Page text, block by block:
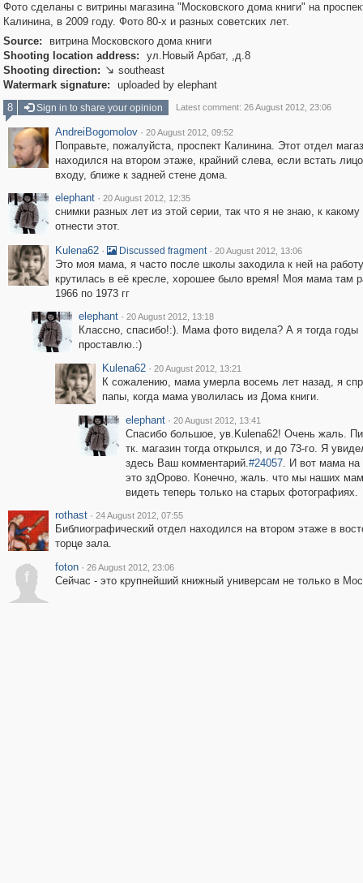
Фото сделаны с витрины магазина "Московского дома книги" на
Калинина, в 2009 году. Фото 80-х и разных советских лет.
Source:
витрина Московского дома книги
Shooting location address:
ул.Новый Арбат, ,д.8
Shooting direction:  southeast
Watermark signature:
uploaded by elephant
8
Sign in to share your opinion Latest comment: 26 August 2012, 23:06
AndreiBogomolov · 20 August 2012, 09:52
Поправьте, пожалуйста, проспект Калинина. Этот отдел
находился на втором этаже, крайний слева, если встать
входу, ближе к задней стене дома.
elephant · 20 August 2012, 12:35
снимки разных лет из этой серии, так что я не знаю, к какому
отнести этот.
Kulena62 · Discussed fragment · 20 August 2012, 13:06
Это моя мама, я часто после школы заходила к ней на
крутилась в её кресле, хорошее было время! Моя мама там
1966 по 1973 гг
elephant · 20 August 2012, 13:18
Классно, спасибо!:). Мама фото видела? А я тогда годы
проставлю.:)
Kulena62 · 20 August 2012, 13:21
К сожалению, мама умерла восемь лет назад, я
папы, когда мама уволилась из Дома книги.
elephant · 20 August 2012, 13:41
Спасибо большое, ув.Kulena62! Очень жаль.
тк. магазин тогда открылся, и до 73-го. Я
здесь Ваш комментарий.#24057. И вот мама на
это здОрово. Конечно, жаль. что мы наших
видеть теперь только на старых фотографиях.
rothast · 24 August 2012, 07:55
Библиографический отдел находился на втором этаже в
торце зала.
f
foton · 26 August 2012, 23:06
Сейчас - это крупнейший книжный универсам не только в